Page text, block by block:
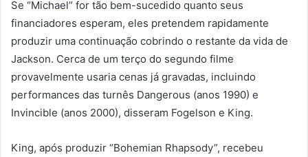
Se “Michael” for tão bem-sucedido quanto seus
financiadores esperam, eles pretendem rapidamente
produzir uma continuação cobrindo o restante da vida de
Jackson. Cerca de um terço do segundo filme
provavelmente usaria cenas já gravadas, incluindo
performances das turnês Dangerous (anos 1990) e
Invincible (anos 2000), disseram Fogelson e King.
King, após produzir “Bohemian Rhapsody”, recebeu